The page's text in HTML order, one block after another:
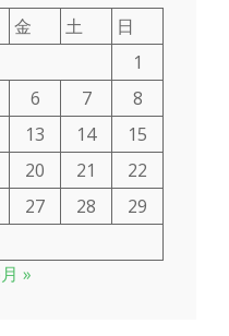
金 土
日
1
6 7
8
13 14
15
20 21
22
27 28
29
»